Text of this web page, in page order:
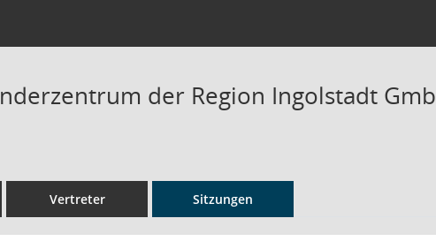
der Region Ingolstadt
Vertreter Sitzungen